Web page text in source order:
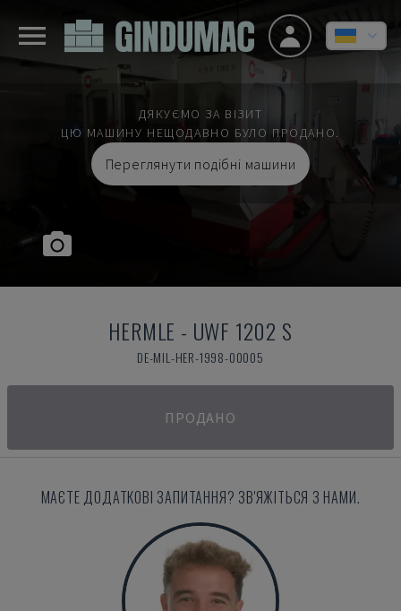
ДЯКУЄМО ЗА ВІЗИТ
ЦЮ МАШИНУ НЕЩОДАВНО БУЛО ПРОДАНО.
Переглянути подібні машини
HERMLE - UWF 1202 S
DE-MIL-HER-1998-00005
ПРОДАНО
МАЄТЕ ДОДАТКОВІ ЗАПИТАННЯ? ЗВ'ЯЖІТЬСЯ З НАМИ.